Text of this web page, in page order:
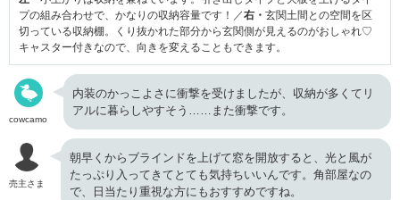
プの組み合わせで、かなりの収納容量です！／右・ 玄関土間との空間を区
切っている収納棚。くり抜かれた部分から玄関側が見えるのがおしゃれ♡
キャスター付きなので、向きを変えることもできます。
cowcamo
内装のかっこよさに衝撃を受けましたが、収納が多くてリ
アルに暮らしやすそう……また衝撃です。
売主さま
朝早くからブラインドを上げて窓を開放すると、光と風が
たっぷり入ってきてとても気持ちいいんです。角部屋なの
で、日当たり重視な方にもおすすめですね。